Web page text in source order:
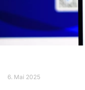
6. Mai 2025